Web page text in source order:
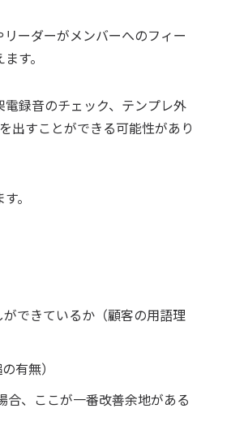
ーダーがメンバーへのフィー
す。
録音のチェック、テンプレ外
出すことができる可能性があり
。
できているか（顧客の用語理
有無）
合、ここが一番改善余地がある